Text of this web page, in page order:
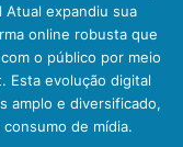
expandiu sua
online robusta que
o público por meio
Esta evolução digital
amplo e diversificado,
de mídia.